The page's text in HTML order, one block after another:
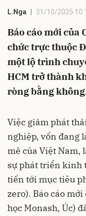
L.Nga 31/10/2025
Báo cáo mới của
chức trực thuộc
một lộ trình
HCM trở thành
ròng bằng
Việc giảm phát
nghiệp, vốn đang
mẽ của Việt Nam,
sự phát triển kinh
tiến tới mục tiêu
zero). Báo cáo
học Monash, Úc)